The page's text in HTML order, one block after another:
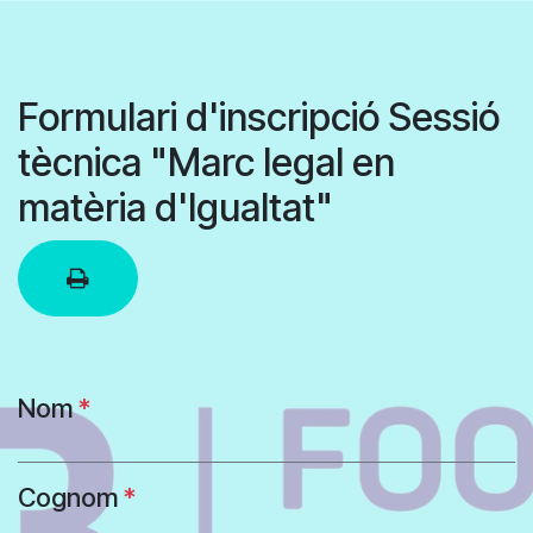
Formulari d'inscripció Sessió
tècnica "Marc legal en
matèria d'Igualtat"
Nom*
Cognom*